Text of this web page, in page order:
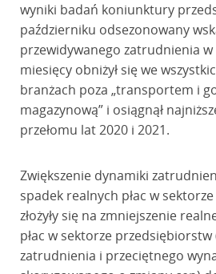
wyniki badań koniunktury
październiku odsezonowany
przewidywanego zatrudnienia
miesięcy obniżył się we
branżach poza „transportem i
magazynową” i osiągnął
przełomu lat 2020 i 2021.
Zwiększenie dynamiki
spadek realnych płac w
złożyły się na zmniejszenie
płac w sektorze przedsiębiorstw
zatrudnienia i przeciętnego